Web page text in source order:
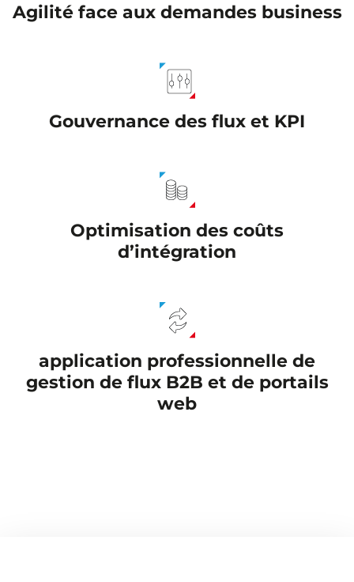
Agilité face aux demandes business
Gouvernance des flux et KPI
Optimisation des coûts
d’intégration
application professionnelle de
gestion de flux B2B et de portails
web